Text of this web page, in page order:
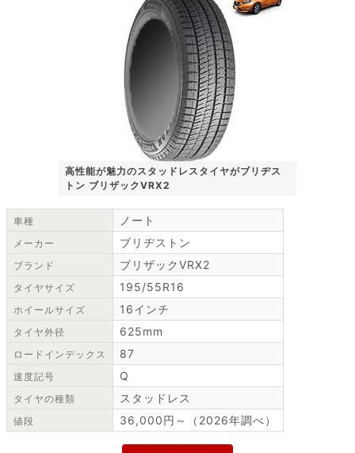
高性能が魅力のスタッドレスタイヤがブリヂス
トン ブリザックVRX2
車種 ノート
メーカー ブリヂストン
ブランド ブリザックVRX2
タイヤサイズ 195/55R16
ホイールサイズ 16インチ
タイヤ外径 625mm
ロードインデックス 87
速度記号 Q
タイヤの種類 スタッドレス
値段 36,000円～（2026年調べ）